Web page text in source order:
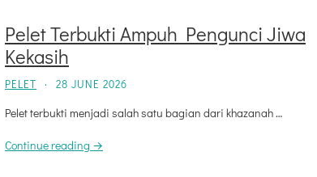
Pelet Terbukti Ampuh Pengunci Jiwa
Kekasih
PELET · 28 JUNE 2026
Pelet terbukti menjadi salah satu bagian dari khazanah …
Continue reading →